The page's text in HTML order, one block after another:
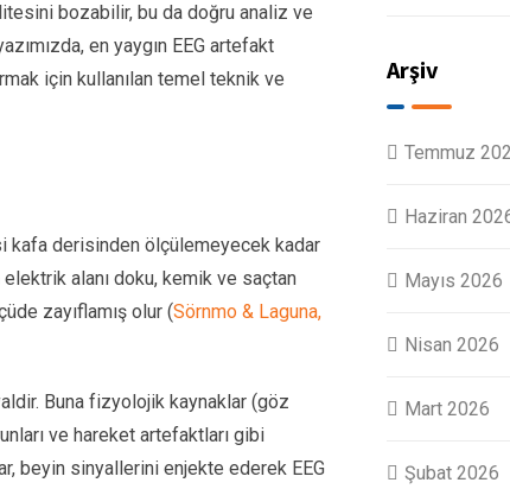
bozabilir, bu da doğru analiz ve
en yaygın EEG artefakt
için kullanılan temel teknik ve
kafa derisinden ölçülemeyecek kadar
alanı doku, kemik ve saçtan
zayıflamış olur (Sörnmo & Laguna,
Buna fizyolojik kaynaklar (göz
ve hareket artefaktları gibi
beyin sinyallerini enjekte ederek EEG
Arşiv
Temmuz
Haziran
Mayıs 2026
Nisan 2026
Mart 2026
Şubat 2026